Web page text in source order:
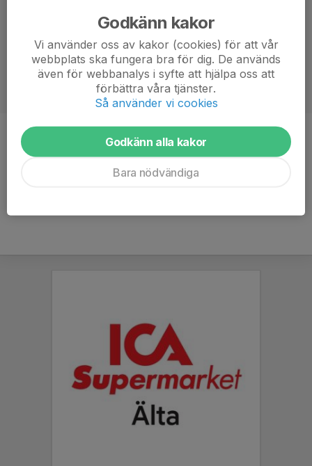
Titel
Tränare
Godkänn kakor
Vi använder oss av kakor (cookies) för att vår
webbplats ska fungera bra för dig. De används
även för webbanalys i syfte att hjälpa oss att
förbättra våra tjänster.
Så använder vi cookies
Godkänn alla kakor
Bara nödvändiga